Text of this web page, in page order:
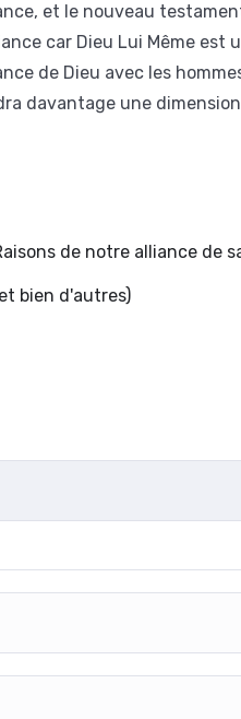
et le nouveau
car Dieu Lui Même est
de Dieu avec les
davantage une
de notre alliance de
bien d'autres)